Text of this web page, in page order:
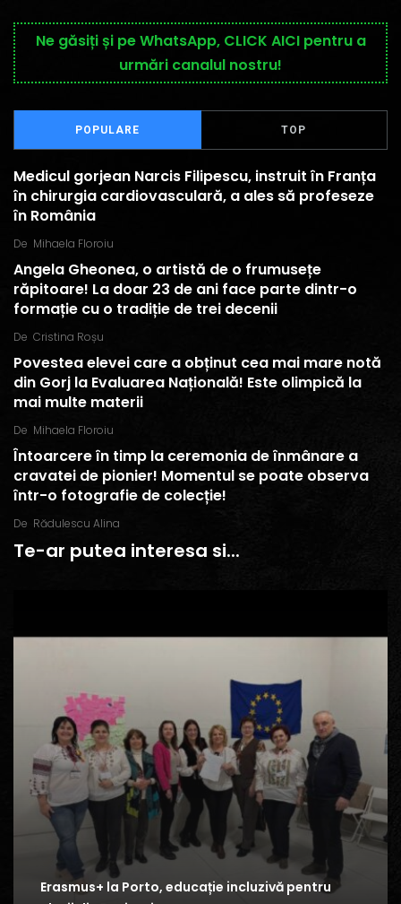
Ne găsiți și pe WhatsApp, CLICK AICI pentru a
urmări canalul nostru!
POPULARE TOP
Medicul gorjean Narcis Filipescu, instruit în Franța
în chirurgia cardiovasculară, a ales să profeseze
în România
De Mihaela Floroiu
Angela Gheonea, o artistă de o frumusețe
răpitoare! La doar 23 de ani face parte dintr-o
formație cu o tradiție de trei decenii
De Cristina Roșu
Povestea elevei care a obținut cea mai mare notă
din Gorj la Evaluarea Națională! Este olimpică la
mai multe materii
De Mihaela Floroiu
Întoarcere în timp la ceremonia de înmânare a
cravatei de pionier! Momentul se poate observa
într-o fotografie de colecție!
De Rădulescu Alina
Te-ar putea interesa si...
Erasmus+ la Porto, educație incluzivă pentru